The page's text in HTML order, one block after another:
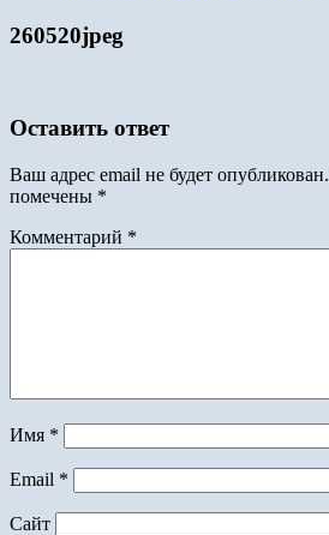
260520jpeg
Оставить ответ
Ваш адрес email не будет опубликован.
помечены *
Комментарий *
Имя *
Email *
Сайт